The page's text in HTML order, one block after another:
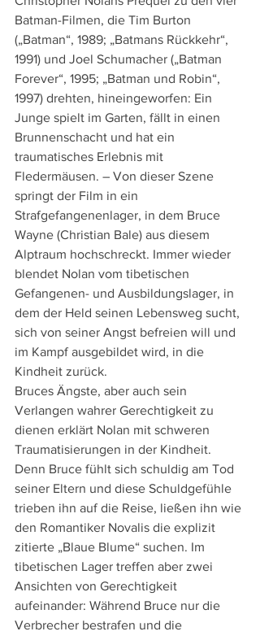
Batman-Filmen, die Tim Burton
(„Batman“, 1989; „Batmans Rückkehr“,
1991) und Joel Schumacher („Batman
Forever“, 1995; „Batman und Robin“,
1997) drehten, hineingeworfen: Ein
Junge spielt im Garten, fällt in einen
Brunnenschacht und hat ein
traumatisches Erlebnis mit
Fledermäusen. – Von dieser Szene
springt der Film in ein
Strafgefangenenlager, in dem Bruce
Wayne (Christian Bale) aus diesem
Alptraum hochschreckt. Immer wieder
blendet Nolan vom tibetischen
Gefangenen- und Ausbildungslager, in
dem der Held seinen Lebensweg sucht,
sich von seiner Angst befreien will und
im Kampf ausgebildet wird, in die
Kindheit zurück.
Bruces Ängste, aber auch sein
Verlangen wahrer Gerechtigkeit zu
dienen erklärt Nolan mit schweren
Traumatisierungen in der Kindheit.
Denn Bruce fühlt sich schuldig am Tod
seiner Eltern und diese Schuldgefühle
trieben ihn auf die Reise, ließen ihn wie
den Romantiker Novalis die explizit
zitierte „Blaue Blume“ suchen. Im
tibetischen Lager treffen aber zwei
Ansichten von Gerechtigkeit
aufeinander: Während Bruce nur die
Verbrecher bestrafen und die